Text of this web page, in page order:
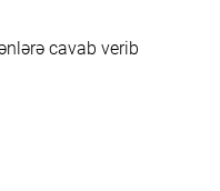
cavab verib